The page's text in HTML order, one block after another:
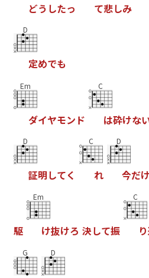
どう したっ て悲しみ
D
定めでも
Em
ダイヤモン ド
C
は砕けな
D
証明してく
C
れ
D
今だけ
駆
Em
け抜けろ 決して振
C
り
G D